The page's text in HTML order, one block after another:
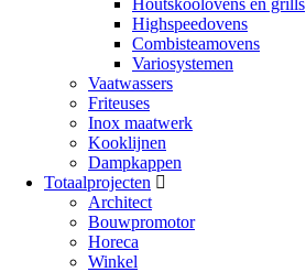
Houtskoolovens en grills
Highspeedovens
Combisteamovens
Variosystemen
Vaatwassers
Friteuses
Inox maatwerk
Kooklijnen
Dampkappen
Totaalprojecten
Architect
Bouwpromotor
Horeca
Winkel